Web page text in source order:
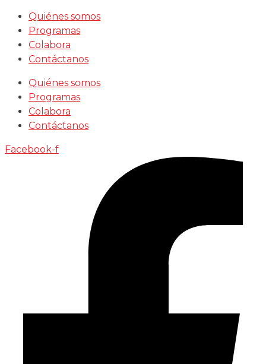
Saltar
contenido
Quiénes somos
Programas
Colabora
Contáctanos
Quiénes somos
Programas
Colabora
Contáctanos
Facebook-f